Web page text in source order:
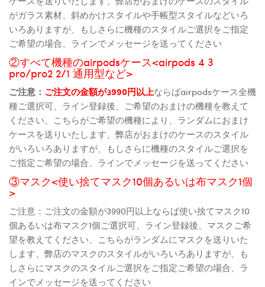
がガラス素材、斜めかけスタイルや手帳型スタイルなどいろ
いろありますが、もしさらに機種のスタイルご選択をご指定
ご希望の場合、ラインでメッセージを送ってください
②すべて機種のairpodsケース<airpods 4 3
pro/pro2 2/1 通用型など>
ご注意： ご注文の金額が3990円以上ならばairpodsケース全機
種ご選択可、ライン登録後、ご希望のおまけの機種を教えて
ください、こちらがご希望の機種により、ランダムにおまけ
ケースを送りいたします、弊店がおまけのケースのスタイル
がいろいろありますが、もしさらに機種のスタイルご選択を
ご指定ご希望の場合、ラインでメッセージを送ってください
③マスク<使い捨てマスク10個あるいは布マスク1個
>
ご注意：ご注文の金額が3990円以上ならば使い捨てマスク10
個あるいは布マスク1個ご選択可、ライン登録後、マスクご希
望を教えてください、こちらがランダムにマスクを送りいた
します、弊店のマスクのスタイルがいろいろありますが、も
しさらにマスクのスタイルご選択をご指定ご希望の場合、ラ
インでメッセージを送ってください